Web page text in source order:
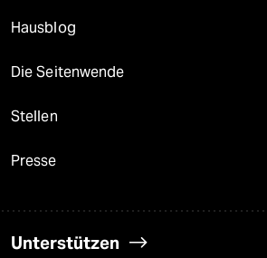
Hausblog
Die Seitenwende
Stellen
Presse
Unterstützen